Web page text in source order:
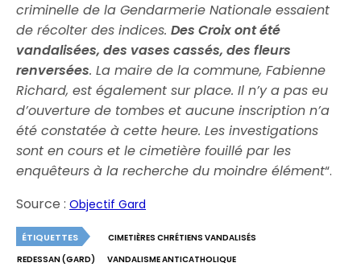
criminelle de la Gendarmerie Nationale essaient
de récolter des indices.Des Croix ont été
vandalisées, des vases cassés, des fleurs
renversées. La maire de la commune, Fabienne
Richard, est également sur place. Il n’y a pas eu
d’ouverture de tombes et aucune inscription n’a
été constatée à cette heure. Les investigations
sont en cours et le cimetière fouillé par les
enquêteurs à la recherche du moindre élément“.
Source :Objectif Gard
ÉTIQUETTES
CIMETIÈRES CHRÉTIENS VANDALISÉS
REDESSAN (GARD)
VANDALISME ANTICATHOLIQUE